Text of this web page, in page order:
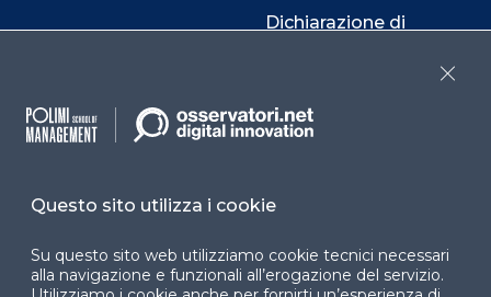
Dichiarazione di
Facebook LinkedIn
Questo sito utilizza i cookie
Su questo sito web utilizziamo cookie tecnici necessari
alla navigazione e funzionali all’erogazione del servizio.